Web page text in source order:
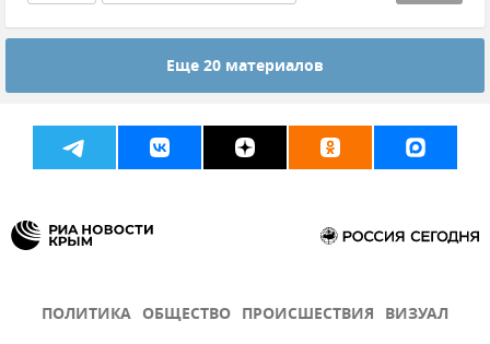
Происшествия
Ремонт и строительство дорог в Крыму
Еще 20 материалов
ПОЛИТИКА ОБЩЕСТВО ПРОИСШЕСТВИЯ ВИЗУАЛ